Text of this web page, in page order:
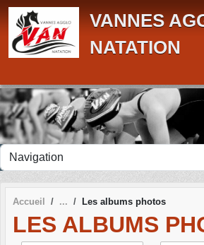
VANNES
NATATION
Accueil Les albums photos
LES ALBUMS
Panneau de gestion des cookies